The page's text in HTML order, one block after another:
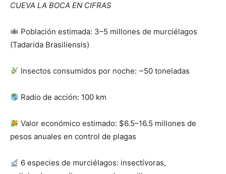
CUEVA LA BOCA EN CIFRAS
Población estimada: 3–5 millones de murciélagos
(Tadarida Brasiliensis)
Insectos consumidos por noche: ~50 toneladas
Radio de acción: 100 km
Valor económico estimado: $6.5–16.5 millones de
pesos anuales en control de plagas
6 especies de murciélagos: insectívoras,